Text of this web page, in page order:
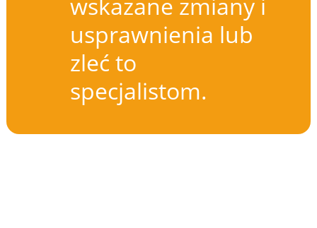
wskazane zmiany i
usprawnienia lub
zleć to
specjalistom.